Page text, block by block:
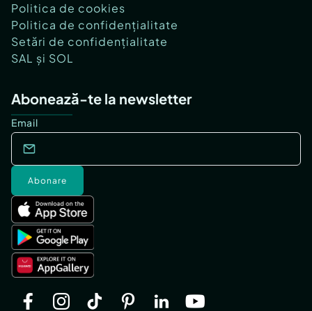
Politica de cookies
Politica de confidențialitate
Setări de confidențialitate
SAL și SOL
Abonează-te la newsletter
Email
Abonare